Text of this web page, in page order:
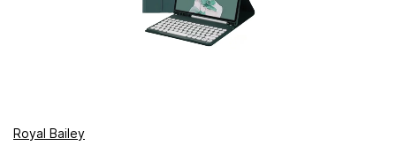
Royal Bailey